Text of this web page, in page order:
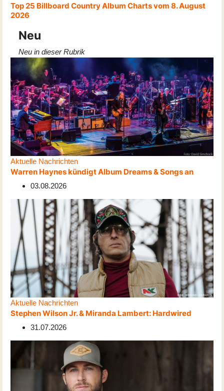
Top 25 Billboard Country Album Charts vom 8. August
2026
Neu
Neu in dieser Rubrik
Aktuelle Nachrichten
Warren Haynes kündigt Album Dreams & Songs an
03.08.2026
Aktuelle Nachrichten
Stephen Wilson Jr. & Miranda Lambert: Hardwired
31.07.2026